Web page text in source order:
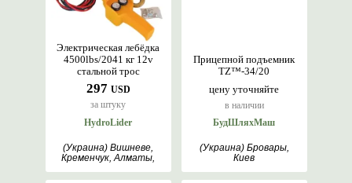
297 USD
за штуку
Электрическая лебёдка
4500lbs/2041 кг 12v
стальной трос
HydroLider
(Украина) Вишневе,
Кременчук, Алматы,
Берлін, Киев
цену уточняйте
в наличии
Прицепной подъемник
TZ™-34/20
БудШляхМаш
(Украина) Бровары,
Киев